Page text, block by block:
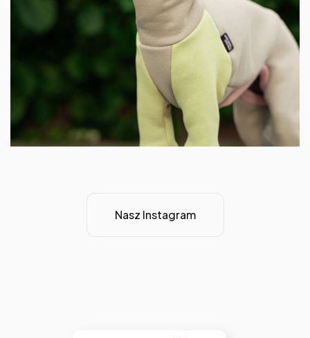
Nasz Instagram